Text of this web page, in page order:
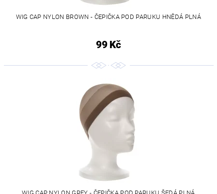
WIG CAP NYLON BROWN - ČEPIČKA POD PARUKU HNĚDÁ PLNÁ
99 Kč